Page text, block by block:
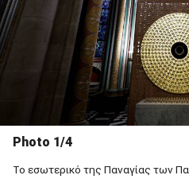
Photo 1/4
To εσωτερικό της Παναγίας των